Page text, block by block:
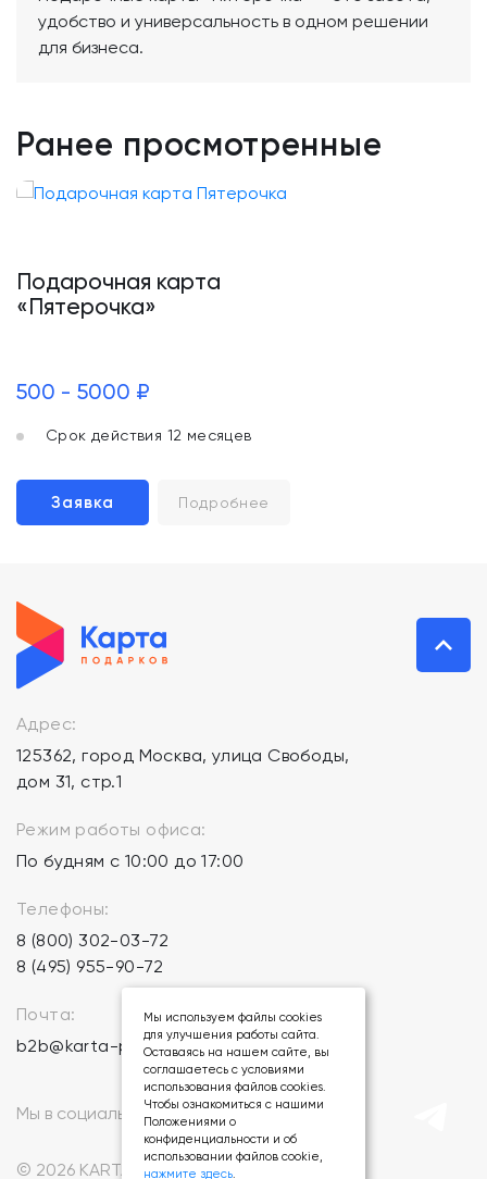
удобство и универсальность в одном решении
для бизнеса.
Ранее просмотренные
Подарочная карта
«Пятерочка»
500 - 5000 ₽
Срок действия 12 месяцев
Заявка Подробнее
Адрес:
125362, город Москва, улица Свободы,
дом 31, стр.1
Режим работы офиса:
По будням с 10:00 до 17:00
Телефоны:
8 (800) 302-03-72
8 (495) 955-90-72
Почта:
b2b@karta-podarkov.ru
© 2026 KARTA-PODARKOV.RU.
Мы в социальных сетях:
Мы используем файлы cookies
для улучшения работы сайта.
Оставаясь на нашем сайте, вы
соглашаетесь с условиями
использования файлов cookies.
Чтобы ознакомиться с нашими
Положениями о
конфиденциальности и об
использовании файлов cookie,
нажмите здесь.